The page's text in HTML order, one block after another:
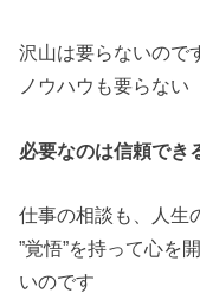
沢山は要らないので
ノウハウも要らない
必要なのは信頼でき
仕事の相談も、人生
”覚悟”を持って心を
いのです